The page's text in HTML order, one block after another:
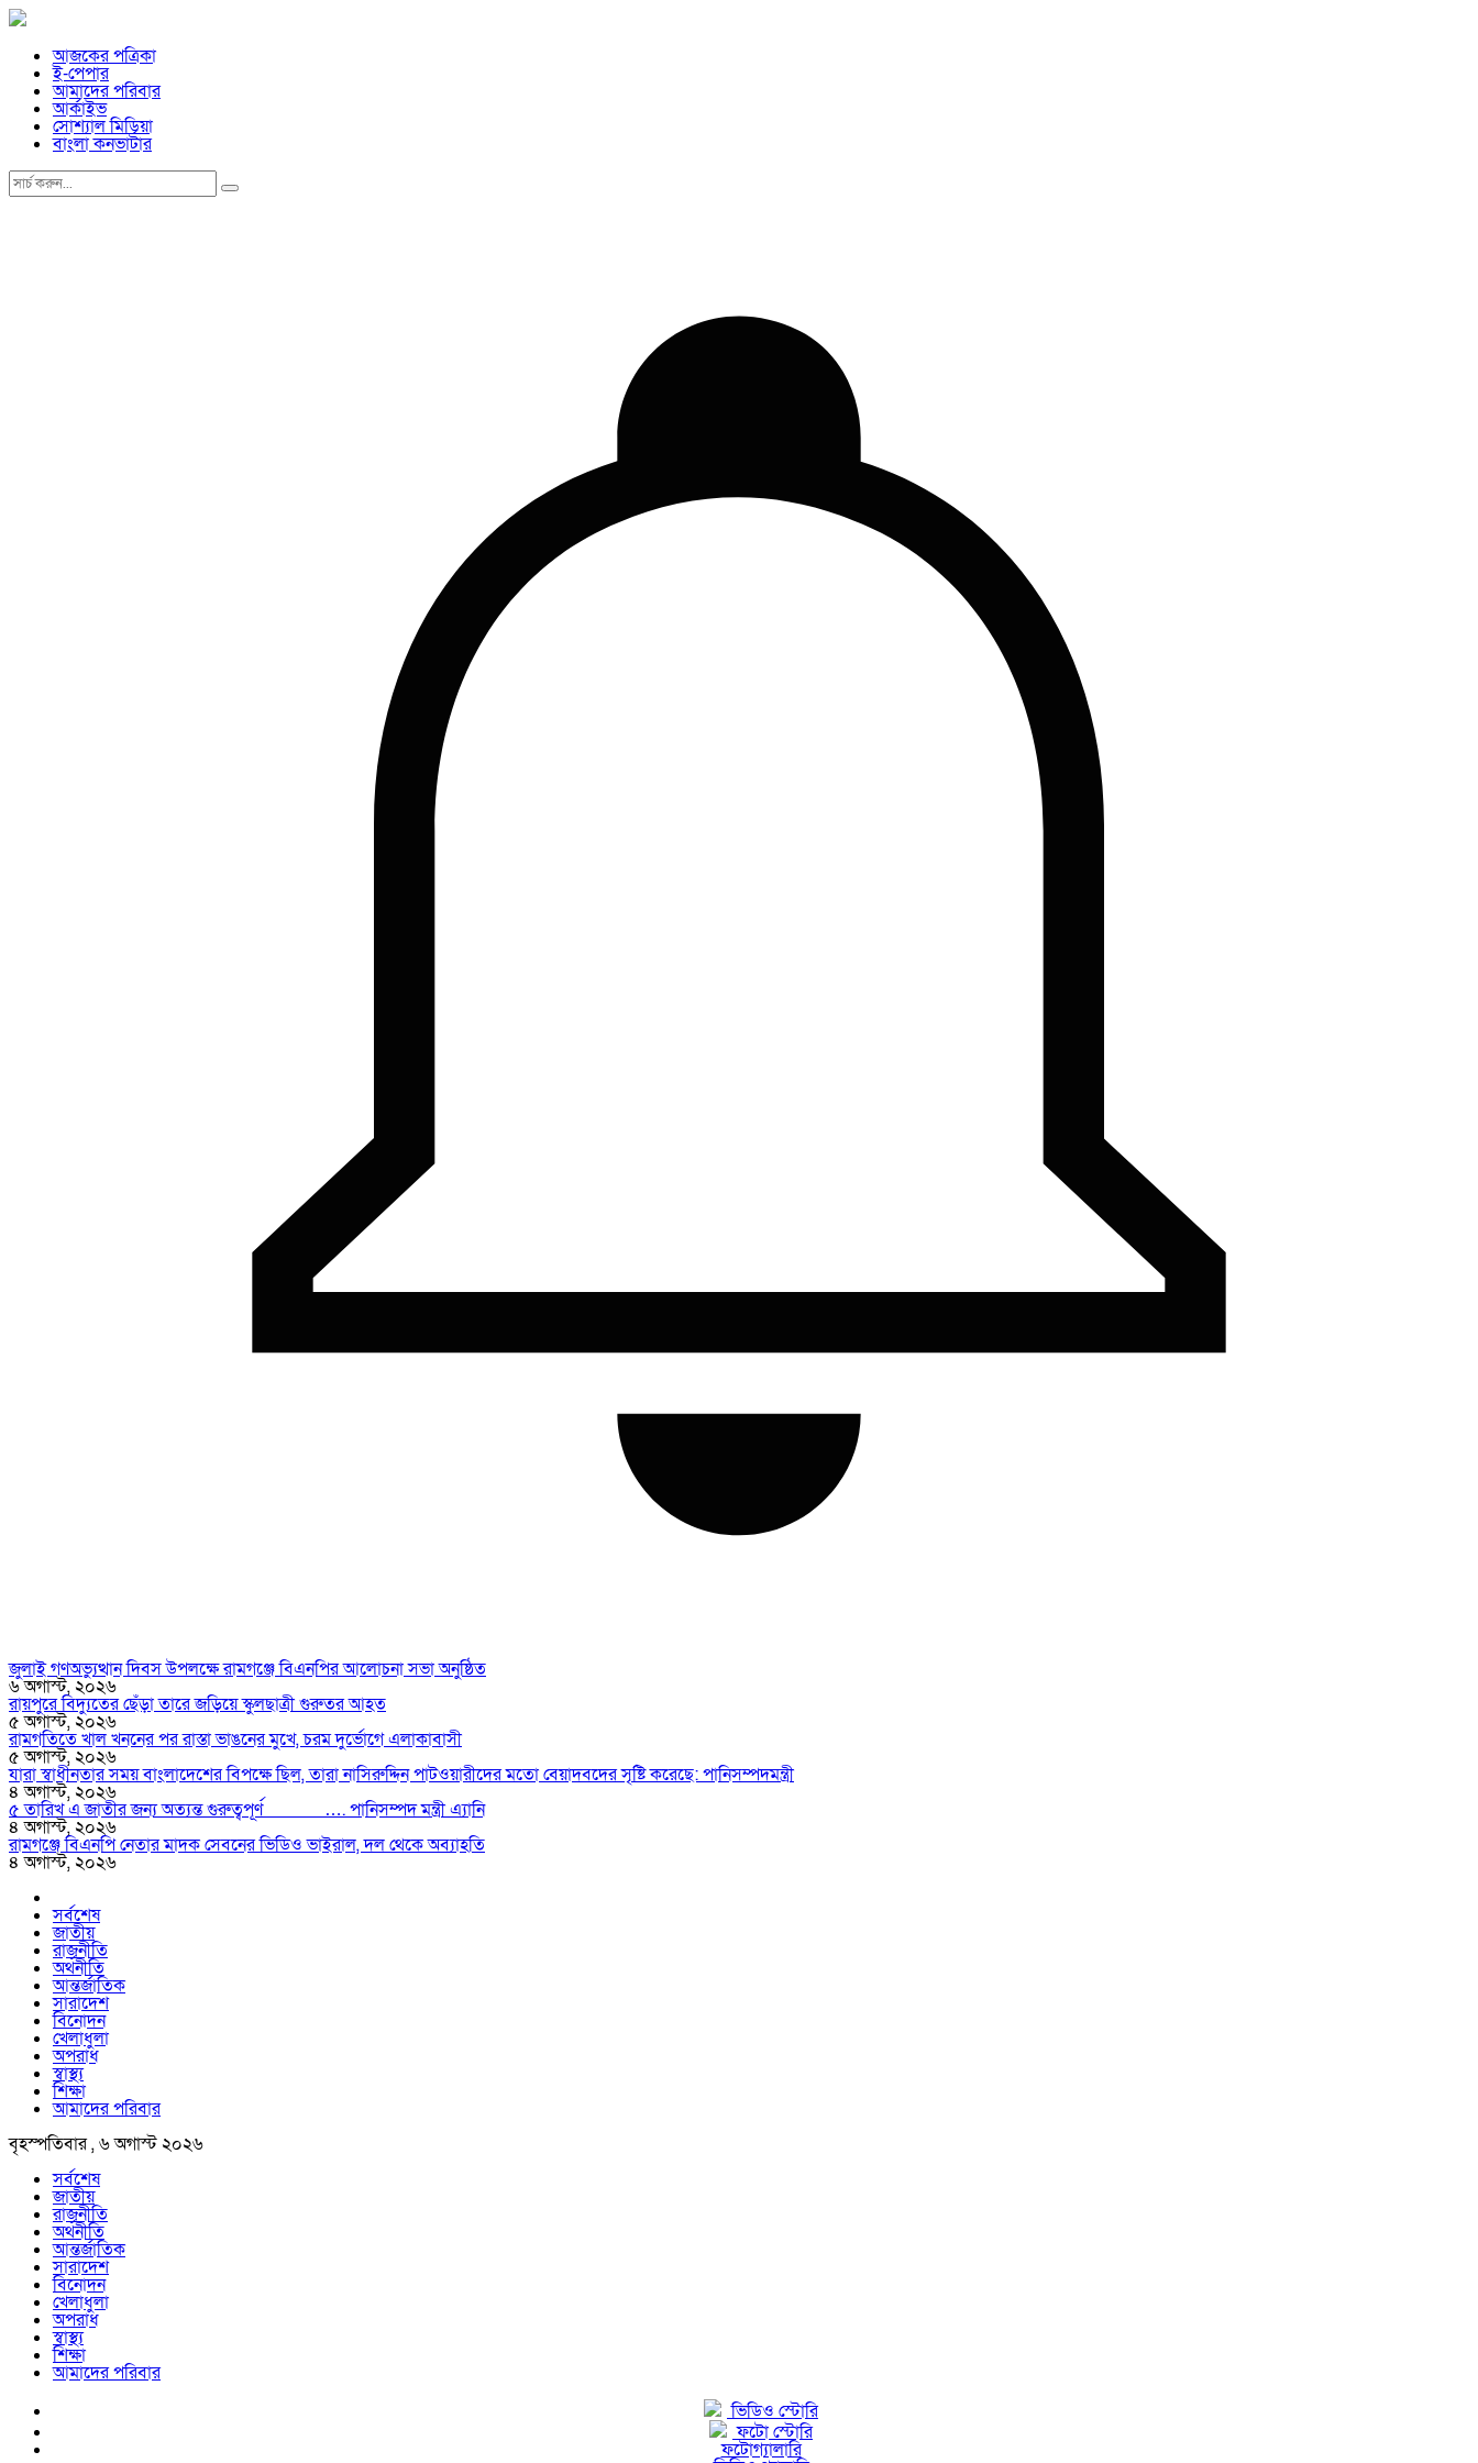
আজকের পত্রিকা
ই-পেপার
আমাদের পরিবার
আর্কাইভ
সোশ্যাল মিডিয়া
বাংলা কনভার্টার
জুলাই গণঅভ্যুত্থান দিবস উপলক্ষে রামগঞ্জে বিএনপির আলোচনা সভা অনুষ্ঠিত
৬ অগাস্ট, ২০২৬
রায়পুরে বিদ্যুতের ছেঁড়া তারে জড়িয়ে স্কুলছাত্রী গুরুতর আহত
৫ অগাস্ট, ২০২৬
রামগতিতে খাল খননের পর রাস্তা ভাঙনের মুখে, চরম দুর্ভোগে এলাকাবাসী
৫ অগাস্ট, ২০২৬
যারা স্বাধীনতার সময় বাংলাদেশের বিপক্ষে ছিল, তারা নাসিরুদ্দিন পাটওয়ারীদের মতো বেয়াদবদের সৃষ্টি করেছে: পানিসম্পদমন্ত্রী
৪ অগাস্ট, ২০২৬
৫ তারিখ এ জাতীর জন্য অত্যন্ত গুরুত্বপূর্ণ …. পানিসম্পদ মন্ত্রী এ্যানি
৪ অগাস্ট, ২০২৬
রামগঞ্জে বিএনপি নেতার মাদক সেবনের ভিডিও ভাইরাল, দল থেকে অব্যাহতি
৪ অগাস্ট, ২০২৬
সর্বশেষ
জাতীয়
রাজনীতি
অর্থনীতি
আন্তর্জাতিক
সারাদেশ
বিনোদন
খেলাধুলা
অপরাধ
স্বাস্থ্য
শিক্ষা
আমাদের পরিবার
বৃহস্পতিবার , ৬ অগাস্ট ২০২৬
সর্বশেষ
জাতীয়
রাজনীতি
অর্থনীতি
আন্তর্জাতিক
সারাদেশ
বিনোদন
খেলাধুলা
অপরাধ
স্বাস্থ্য
শিক্ষা
আমাদের পরিবার
ভিডিও স্টোরি
ফটো স্টোরি
ফটোগ্যালারি